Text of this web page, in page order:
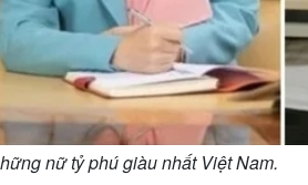
nữ tỷ phú giàu nhất Việt Nam.